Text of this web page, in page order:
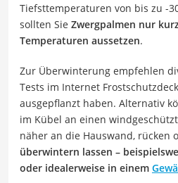
Tiefsttemperaturen von bis zu -
sollten Sie Zwergpalmen nur
Temperaturen aussetzen.
Zur Überwinterung empfehlen
Tests im Internet
ausgepflanzt haben. Alternativ
im Kübel an einen
näher an die Hauswand, rücken
überwintern lassen –
oder idealerweise in einem